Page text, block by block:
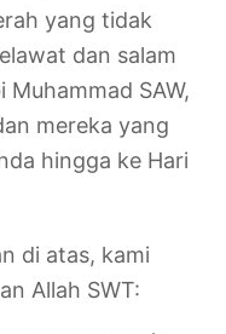
yang tidak
dan salam
SAW,
mereka yang
hingga ke Hari
di atas, kami
Allah SWT: